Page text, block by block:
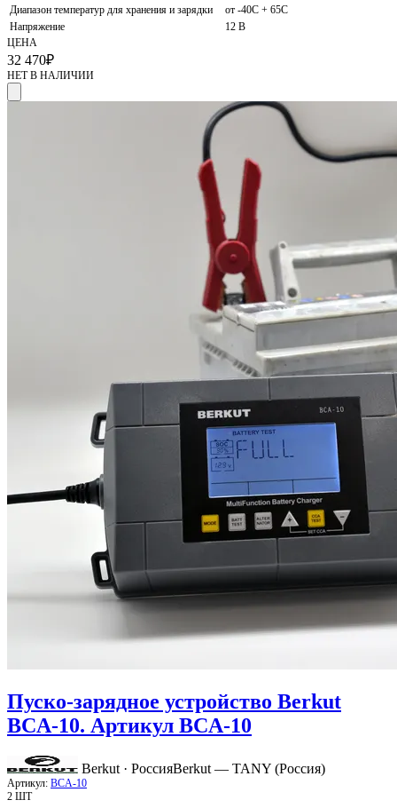
Диапазон температур для хранения и зарядки
от -40С + 65С
Напряжение
12 В
ЦЕНА
32 470₽
НЕТ В НАЛИЧИИ
Пуско-зарядное устройство Berkut
BCA-10. Артикул BCA-10
Berkut · РоссияBerkut — TANY (Россия)
Артикул: BCA-10
2 ШТ